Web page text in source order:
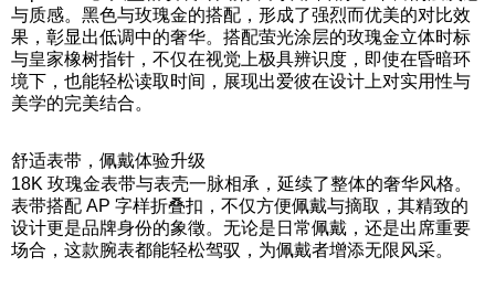
与质感。黑色与玫瑰金的搭配，形成了强烈而优美的对比效
果，彰显出低调中的奢华。搭配萤光涂层的玫瑰金立体时标
与皇家橡树指针，不仅在视觉上极具辨识度，即使在昏暗环
境下，也能轻松读取时间，展现出爱彼在设计上对实用性与
美学的完美结合。
舒适表带，佩戴体验升级
18K 玫瑰金表带与表壳一脉相承，延续了整体的奢华风格。
表带搭配 AP 字样折叠扣，不仅方便佩戴与摘取，其精致的
设计更是品牌身份的象徵。无论是日常佩戴，还是出席重要
场合，这款腕表都能轻松驾驭，为佩戴者增添无限风采。